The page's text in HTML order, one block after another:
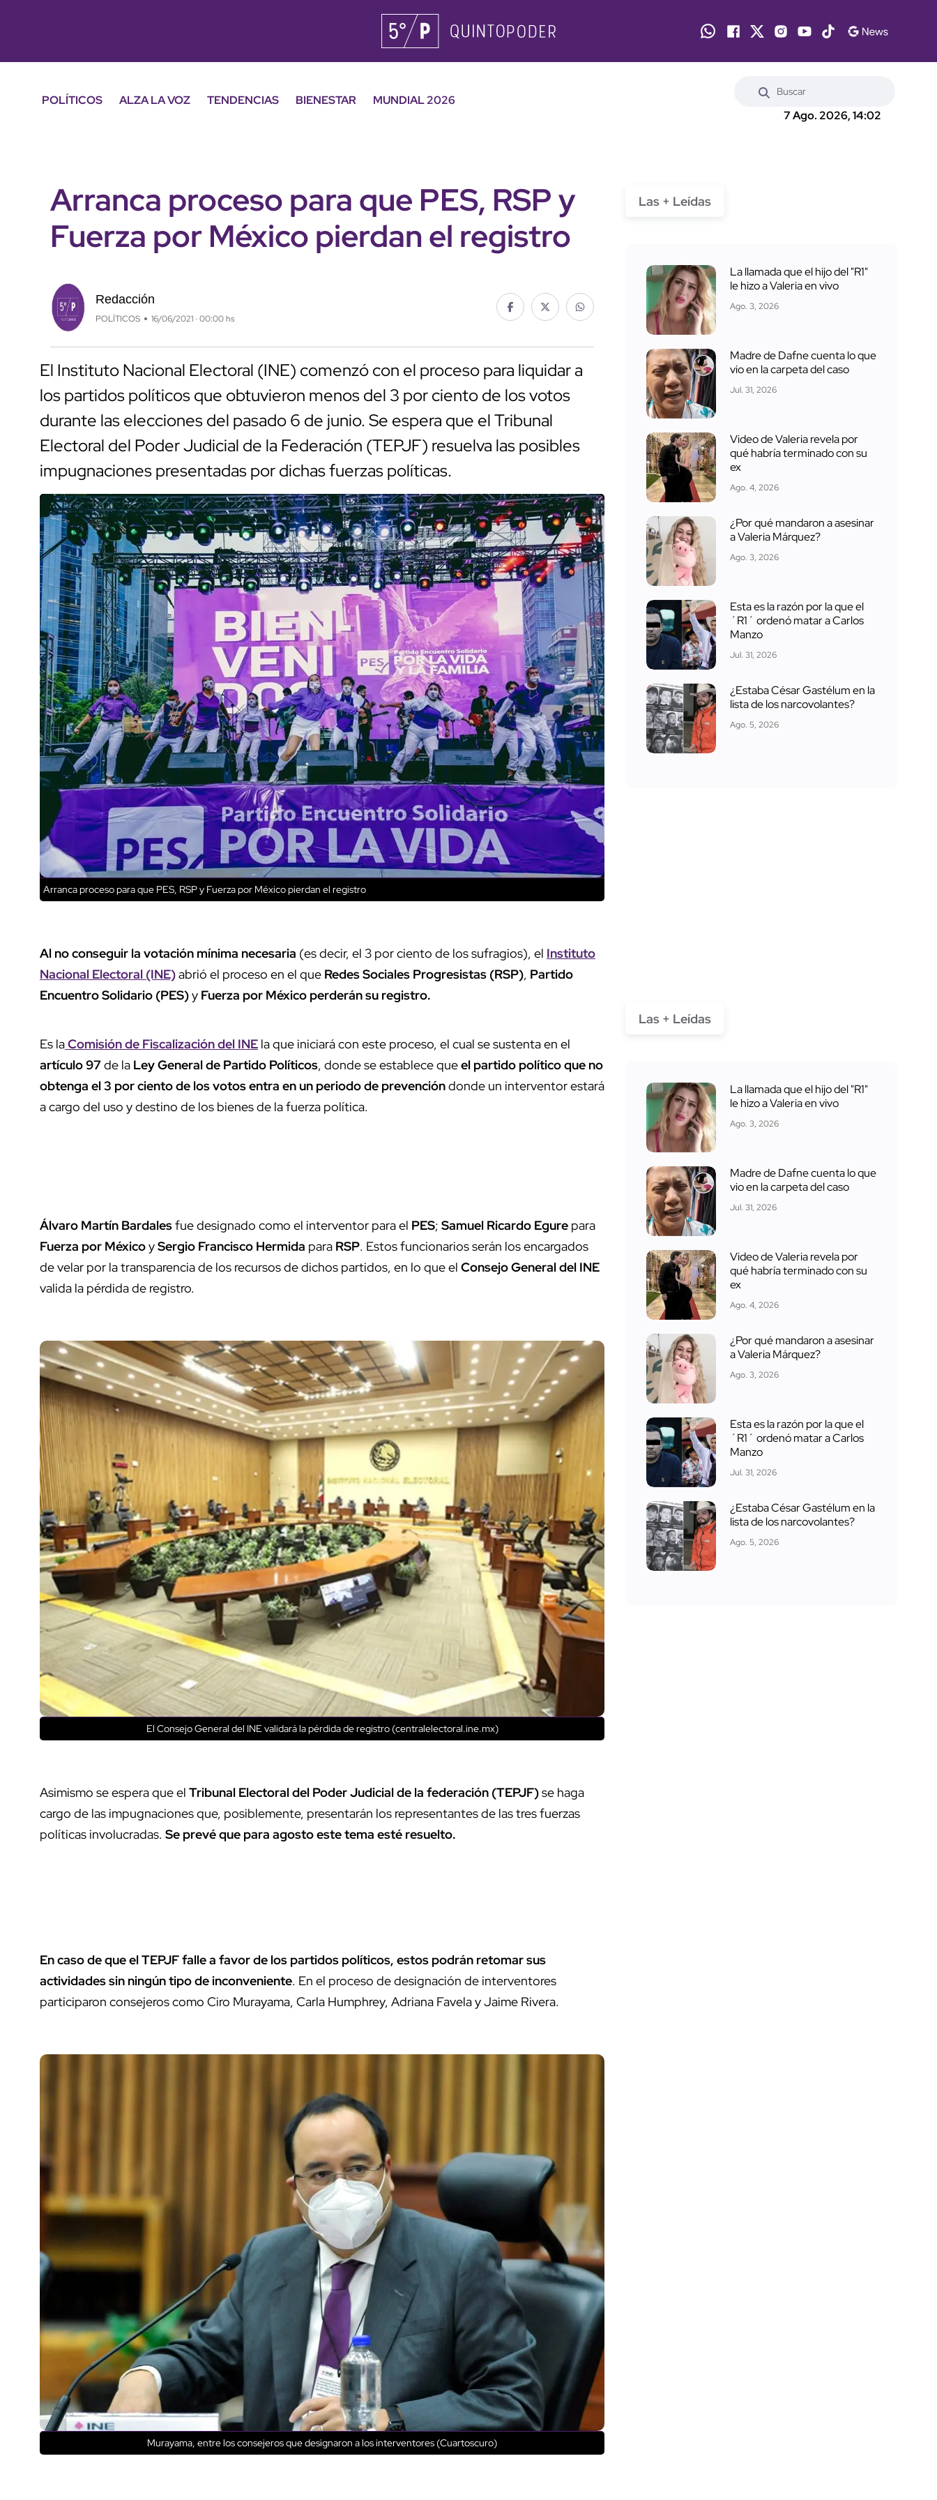
POLÍTICOS ALZA LA VOZ TENDENCIAS BIENESTAR
MUNDIAL 2026
7 Ago. 2026, 14:02
Arranca proceso para que PES, RSP y
Fuerza por México pierdan el registro
Redacción
POLÍTICOS 16/06/2021 · 00:00 hs
El Instituto Nacional Electoral (INE) comenzó con el proceso para liquidar a
los partidos políticos que obtuvieron menos del 3 por ciento de los votos
durante las elecciones del pasado 6 de junio. Se espera que el Tribunal
Electoral del Poder Judicial de la Federación (TEPJF) resuelva las posibles
impugnaciones presentadas por dichas fuerzas políticas.
Arranca proceso para que PES, RSP y Fuerza por México pierdan el registro
Al no conseguir la votación mínima necesaria (es decir, el 3 por ciento de los sufragios), el Instituto
Nacional Electoral (INE)abrió el proceso en el que Redes Sociales Progresistas (RSP), Partido
Encuentro Solidario (PES)y Fuerza por México perderán su registro.
Es laComisión de Fiscalización del INE la que iniciará con este proceso, el cual se sustenta en el
artículo 97 de la Ley General de Partido Políticos, donde se establece queel partido político que no
obtenga el 3 por ciento de los votos entra en un periodo de prevencióndonde un interventor estará
a cargo del uso y destino de los bienes de la fuerza política.
Álvaro Martín Bardalesfue designado como el interventor para el PES; Samuel Ricardo Egure para
Fuerza por MéxicoySergio Francisco Hermida para RSP. Estos funcionarios serán los encargados
de velar por la transparencia de los recursos de dichos partidos, en lo que el Consejo General del INE
valida la pérdida de registro.
El Consejo General del INE validará la pérdida de registro (centralelectoral.ine.mx)
Asimismo se espera que el Tribunal Electoral del Poder Judicial de la federación (TEPJF)se haga
cargo de las impugnaciones que, posiblemente, presentarán los representantes de las tres fuerzas
políticas involucradas. Se prevé que para agosto este tema esté resuelto.
En caso de que el TEPJF falle a favor de los partidos políticos, estos podrán retomar sus
actividades sin ningún tipo de inconveniente. En el proceso de designación de interventores
participaron consejeros como Ciro Murayama, Carla Humphrey, Adriana Favela y Jaime Rivera.
Murayama, entre los consejeros que designaron a los interventores (Cuartoscuro)
Las + Leídas
La llamada que el hijo del "R1"
le hizo a Valeria en vivo
Ago. 3, 2026
Madre de Dafne cuenta lo que
vio en la carpeta del caso
Jul. 31, 2026
Video de Valeria revela por
qué habría terminado con su
ex
Ago. 4, 2026
¿Por qué mandaron a asesinar
a Valeria Márquez?
Ago. 3, 2026
Esta es la razón por la que el
´R1´ ordenó matar a Carlos
Manzo
Jul. 31, 2026
¿Estaba César Gastélum en la
lista de los narcovolantes?
Ago. 5, 2026
Las + Leídas
La llamada que el hijo del "R1"
le hizo a Valeria en vivo
Ago. 3, 2026
Madre de Dafne cuenta lo que
vio en la carpeta del caso
Jul. 31, 2026
Video de Valeria revela por
qué habría terminado con su
ex
Ago. 4, 2026
¿Por qué mandaron a asesinar
a Valeria Márquez?
Ago. 3, 2026
Esta es la razón por la que el
´R1´ ordenó matar a Carlos
Manzo
Jul. 31, 2026
¿Estaba César Gastélum en la
lista de los narcovolantes?
Ago. 5, 2026